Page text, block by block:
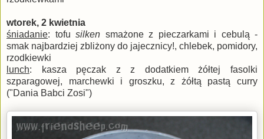
wtorek, 2 kwietnia
śniadanie: tofu silken smażone z pieczarkami i cebulą -
smak najbardziej zbliżony do jajecznicy!, chlebek, pomidory,
rzodkiewki
lunch: kasza pęczak z z dodatkiem żółtej fasolki
szparagowej, marchewki i groszku, z żółtą pastą curry
("Dania Babci Zosi")